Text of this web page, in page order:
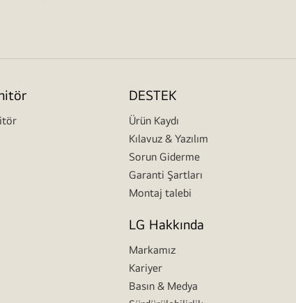
DESTEK
Ürün Kaydı
Kılavuz & Yazılım
Sorun Giderme
Garanti Şartları
Montaj talebi
LG Hakkında
Markamız
Kariyer
Basın & Medya